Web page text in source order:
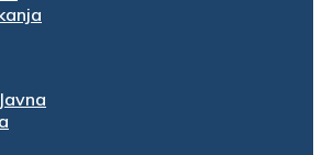
Javna